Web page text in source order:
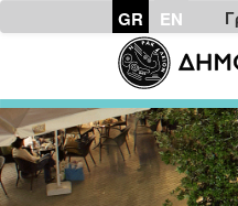
GR EN